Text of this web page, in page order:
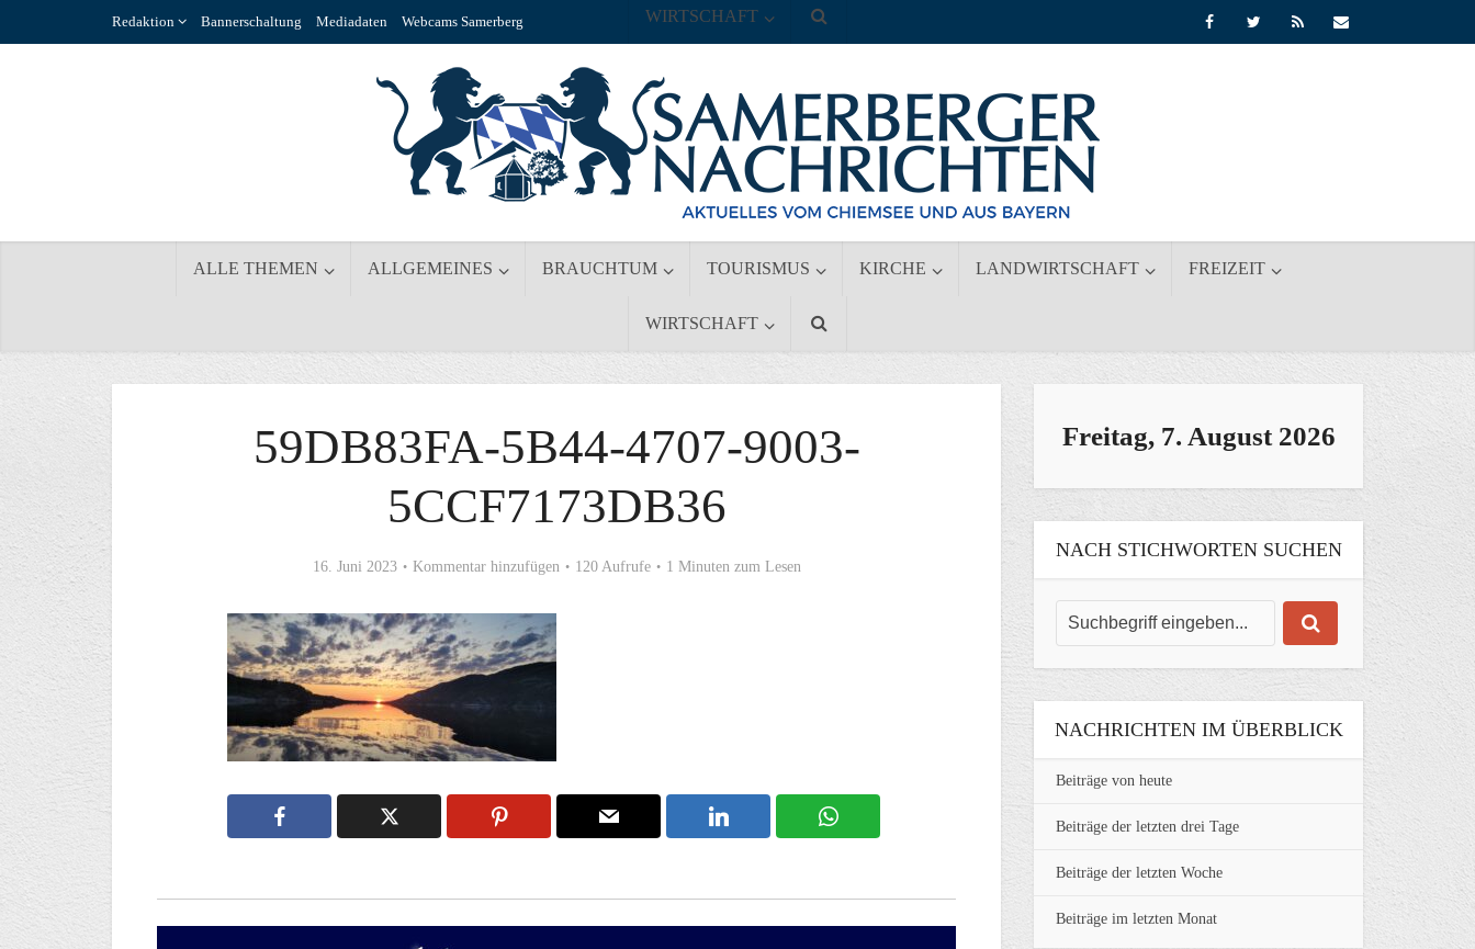
Redaktion Bannerschaltung Mediadaten Webcams Samerberg
ALLE THEMEN ALLGEMEINES BRAUCHTUM TOURISMUS KIRCHE LANDWIRTSCHAFT FREIZEIT
WIRTSCHAFT
WIRTSCHAFT
59DB83FA-5B44-4707-9003-
5CCF7173DB36
16. Juni 2023 Kommentar hinzufügen 120 Aufrufe 1 Minuten zum Lesen
Freitag, 7. August 2026
NACH STICHWORTEN SUCHEN
NACHRICHTEN IM ÜBERBLICK
Beiträge von heute
Beiträge der letzten drei Tage
Beiträge der letzten Woche
Beiträge im letzten Monat